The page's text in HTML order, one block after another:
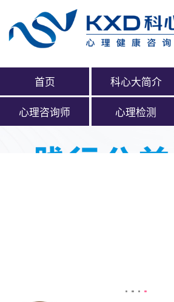
首页 科心大简介
心理咨询师 心理检测